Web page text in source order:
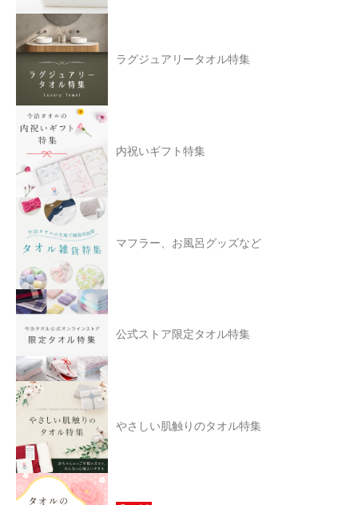
ラグジュアリータオル特集
内祝いギフト特集
マフラー、お風呂グッズなど
公式ストア限定タオル特集
やさしい肌触りのタオル特集